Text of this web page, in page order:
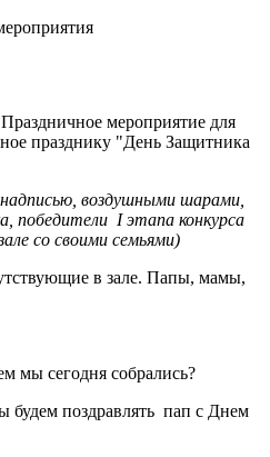
Праздничное мероприятие для
празднику "День Защитника
воздушными шарами,
победители Iэтапа конкурса
со своими семьями)
в зале. Папы, мамы,
мы сегодня собрались?
будем поздравлять пап с Днем